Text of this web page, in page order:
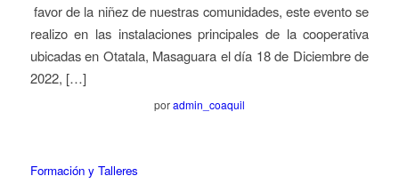
favor de la niñez de nuestras comunidades, este evento se
realizo en las instalaciones principales de la cooperativa
ubicadas en Otatala, Masaguara el día 18 de Diciembre de
2022, […]
poradmin_coaquil
Formación y Talleres